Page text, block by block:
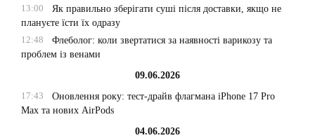
13:00
Як правильно зберігати суші після доставки, якщо не
плануєте їсти їх одразу
12:48
Флеболог: коли звертатися за наявності варикозу та
проблем із венами
09.06.2026
17:43
Оновлення року: тест-драйв флагмана iPhone 17 Pro
Max та нових AirPods
04.06.2026